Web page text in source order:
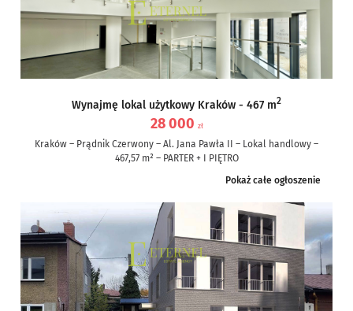
Wynajmę lokal użytkowy Kraków - 467 m2
28 000 zł
Kraków – Prądnik Czerwony – Al. Jana Pawła II – Lokal handlowy –
467,57 m² – PARTER + I PIĘTRO
Pokaż całe ogłoszenie